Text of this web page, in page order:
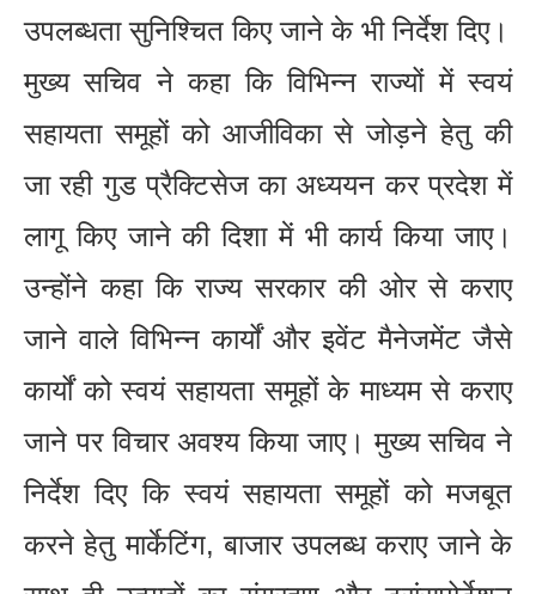
उपलब्धता सुनिश्चित किए जाने के भी निर्देश दिए।
मुख्य सचिव ने कहा कि विभिन्न राज्यों में स्वयं
सहायता समूहों को आजीविका से जोड़ने हेतु की
जा रही गुड प्रैक्टिसेज का अध्ययन कर प्रदेश में
लागू किए जाने की दिशा में भी कार्य किया जाए।
उन्होंने कहा कि राज्य सरकार की ओर से कराए
जाने वाले विभिन्न कार्यों और इवेंट मैनेजमेंट जैसे
कार्यों को स्वयं सहायता समूहों के माध्यम से कराए
जाने पर विचार अवश्य किया जाए। मुख्य सचिव ने
निर्देश दिए कि स्वयं सहायता समूहों को मजबूत
करने हेतु मार्केटिंग, बाजार उपलब्ध कराए जाने के